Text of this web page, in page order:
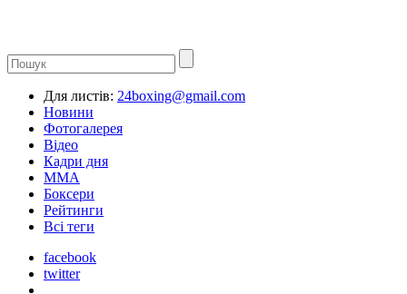
Для листів: 24boxing@gmail.com
Новини
Фотогалерея
Відео
Кадри дня
ММА
Боксери
Рейтинги
Всі теги
facebook
twitter